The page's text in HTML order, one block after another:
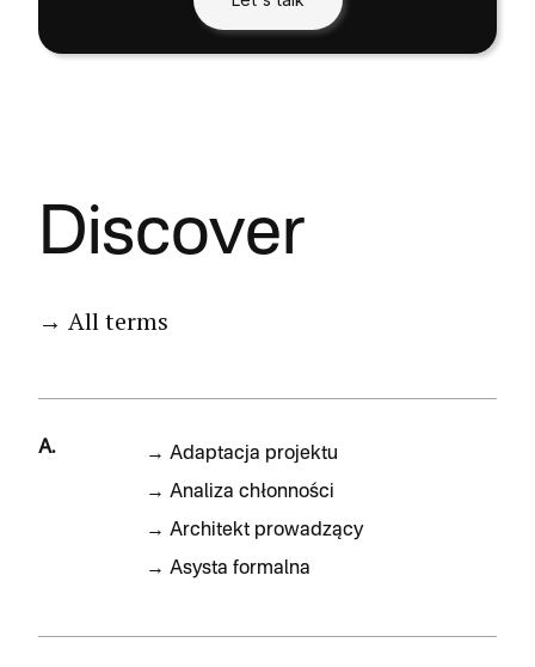
Discover
→ All terms
A. → Adaptacja projektu
→ Analiza chłonności
→ Architekt prowadzący
→ Asysta formalna